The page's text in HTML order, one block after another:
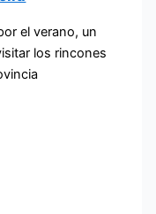
el verano, un
los rincones